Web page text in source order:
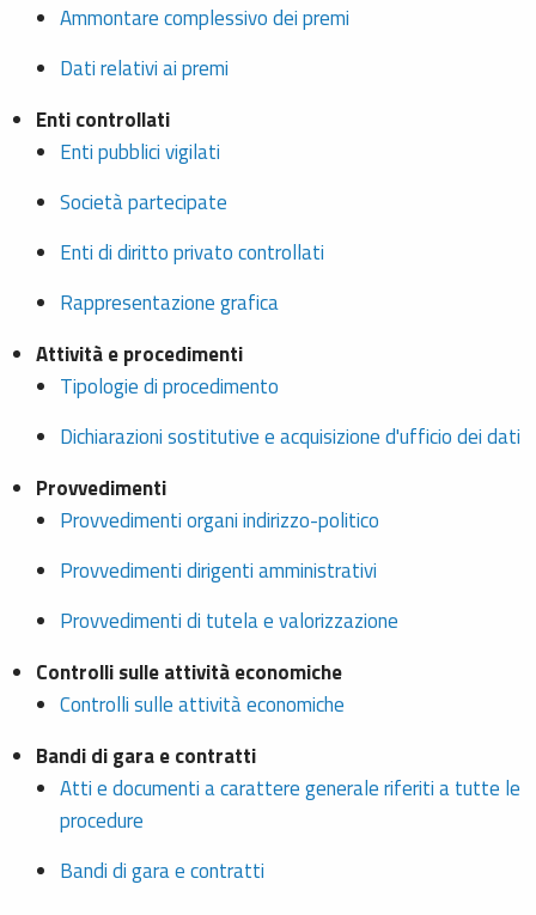
Ammontare complessivo dei premi
Dati relativi ai premi
Enti controllati
Enti pubblici vigilati
Società partecipate
Enti di diritto privato controllati
Rappresentazione grafica
Attività e procedimenti
Tipologie di procedimento
Dichiarazioni sostitutive e acquisizione d'ufficio dei dati
Provvedimenti
Provvedimenti organi indirizzo-politico
Provvedimenti dirigenti amministrativi
Provvedimenti di tutela e valorizzazione
Controlli sulle attività economiche
Controlli sulle attività economiche
Bandi di gara e contratti
Atti e documenti a carattere generale riferiti a tutte le
procedure
Bandi di gara e contratti